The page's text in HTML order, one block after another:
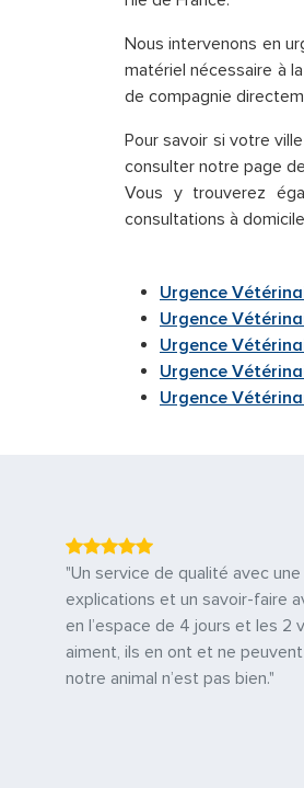
Nous intervenons en
matériel nécessaire à
de compagnie
Pour savoir si votre
consulter notre page de
Vous y trouverez
consultations à
Urgence
Urgence
Urgence
Urgence
Urgence
"Un service de qualité avec
explications et un savoir-faire
en l’espace de 4 jours et les 2
aiment, ils en ont et ne
notre animal n’est pas bien."